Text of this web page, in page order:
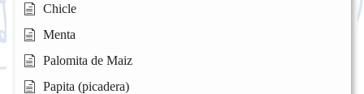
Chicle
Menta
Palomita de Maiz
Papita (picadera)